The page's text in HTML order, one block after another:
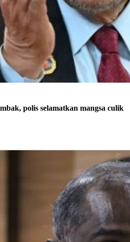
polis selamatkan mangsa culik